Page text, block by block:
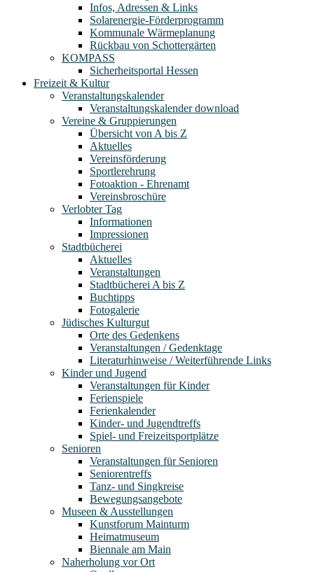
Infos, Adressen & Links
Solarenergie-Förderprogramm
Kommunale Wärmeplanung
Rückbau von Schottergärten
KOMPASS
Sicherheitsportal Hessen
Freizeit & Kultur
Veranstaltungskalender
Veranstaltungskalender download
Vereine & Gruppierungen
Übersicht von A bis Z
Aktuelles
Vereinsförderung
Sportlerehrung
Fotoaktion - Ehrenamt
Vereinsbroschüre
Verlobter Tag
Informationen
Impressionen
Stadtbücherei
Aktuelles
Veranstaltungen
Stadtbücherei A bis Z
Buchtipps
Fotogalerie
Jüdisches Kulturgut
Orte des Gedenkens
Veranstaltungen / Gedenktage
Literaturhinweise / Weiterführende Links
Kinder und Jugend
Veranstaltungen für Kinder
Ferienspiele
Ferienkalender
Kinder- und Jugendtreffs
Spiel- und Freizeitsportplätze
Senioren
Veranstaltungen für Senioren
Seniorentreffs
Tanz- und Singkreise
Bewegungsangebote
Museen & Ausstellungen
Kunstforum Mainturm
Heimatmuseum
Biennale am Main
Naherholung vor Ort